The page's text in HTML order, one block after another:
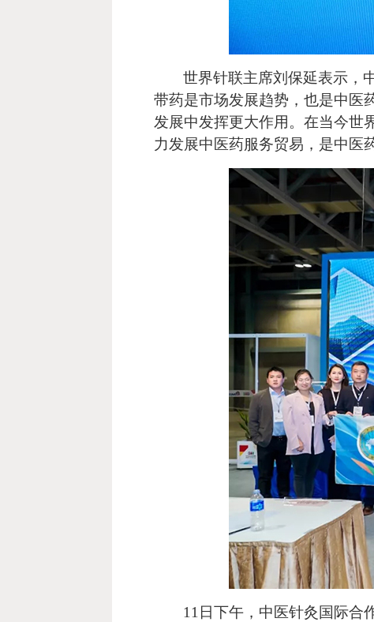
世界针联主席刘保延表示，
带药是市场发展趋势，也是中医
发展中发挥更大作用。在当今世
力发展中医药服务贸易，是中医
11 日下午，中医针灸国际合